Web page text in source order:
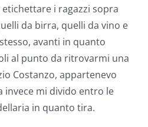
i ragazzi sopra
da birra, quelli da vino e
avanti in quanto
al punto da ritrovarmi una
Costanzo, appartenevo
invece mi divido entro le
in quanto tira.